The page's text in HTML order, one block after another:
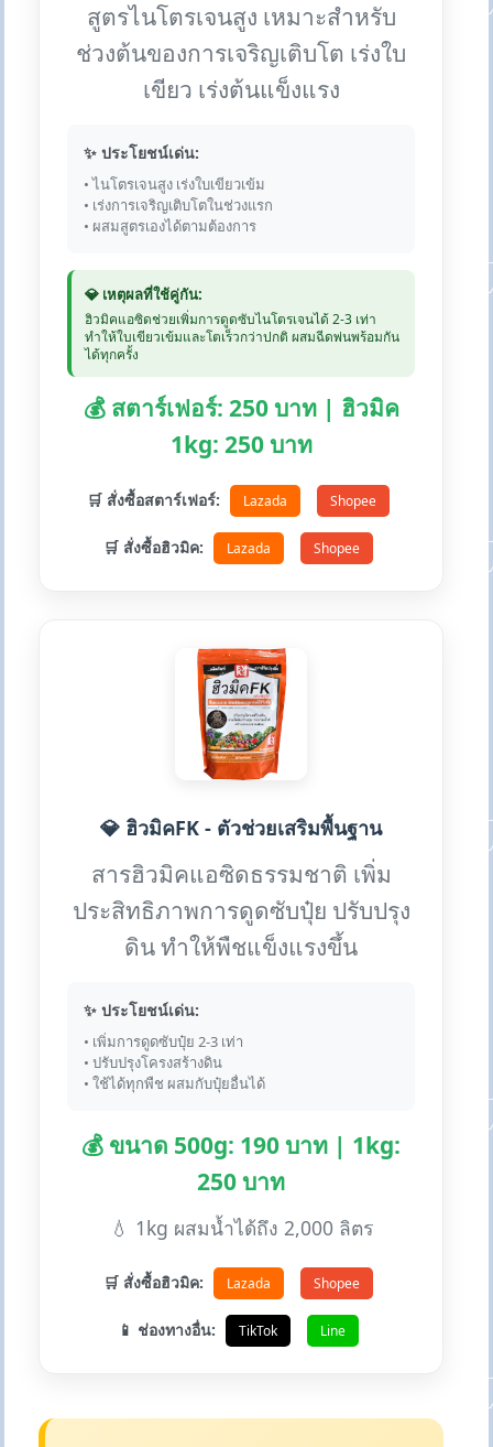
สูตรไนโตรเจนสูง เหมาะสำหรับ
ช่วงต้นของการเจริญเติบโต เร่งใบ
เขียว เร่งต้นแข็งแรง
✨ ประโยชน์เด่น:
• ไนโตรเจนสูง เร่งใบเขียวเข้ม
• เร่งการเจริญเติบโตในช่วงแรก
• ผสมสูตรเองได้ตามต้องการ
💎 เหตุผลที่ใช้คู่กัน:
ฮิวมิคแอซิดช่วยเพิ่มการดูดซับไนโตรเจนได้ 2-3 เท่า
ทำให้ใบเขียวเข้มและโตเร็วกว่าปกติ ผสมฉีดพ่นพร้อมกัน
ได้ทุกครั้ง
💰 สตาร์เฟอร์: 250 บาท | ฮิวมิค
1kg: 250 บาท
🛒 สั่งซื้อสตาร์เฟอร์: Lazada Shopee
🛒 สั่งซื้อฮิวมิค: Lazada Shopee
💎 ฮิวมิคFK - ตัวช่วยเสริมพื้นฐาน
สารฮิวมิคแอซิดธรรมชาติ เพิ่ม
ประสิทธิภาพการดูดซับปุ๋ย ปรับปรุง
ดิน ทำให้พืชแข็งแรงขึ้น
✨ ประโยชน์เด่น:
• เพิ่มการดูดซับปุ๋ย 2-3 เท่า
• ปรับปรุงโครงสร้างดิน
• ใช้ได้ทุกพืช ผสมกับปุ๋ยอื่นได้
💰 ขนาด 500g: 190 บาท | 1kg:
250 บาท
💧 1kg ผสมน้ำได้ถึง 2,000 ลิตร
🛒 สั่งซื้อฮิวมิค: Lazada Shopee
📱 ช่องทางอื่น: TikTok Line